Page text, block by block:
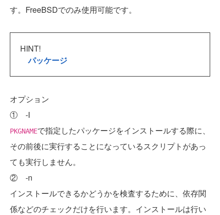
す。FreeBSDでのみ使用可能です。
HINT!
パッケージ
オプション
① -I
PKGNAMEで指定したパッケージをインストールする際に、
その前後に実行することになっているスクリプトがあっ
ても実行しません。
② -n
インストールできるかどうかを検査するために、依存関
係などのチェックだけを行います。インストールは行い